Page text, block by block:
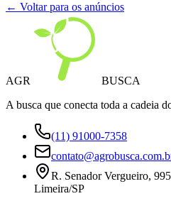
← Voltar para os anúncios
AGR
BUSCA
A busca que conecta toda a cadeia
(11) 91000-7358
R. Senador Vergueiro,
Limeira/SP